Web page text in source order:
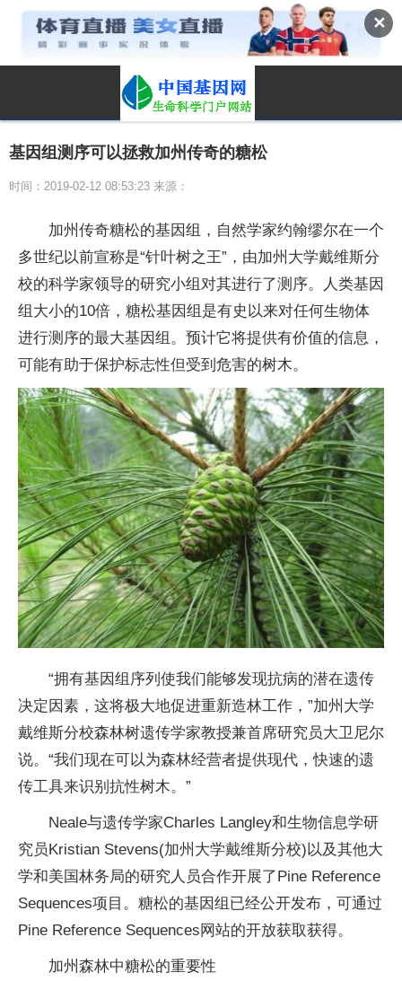
✕
基因组测序可以拯救加州传奇的糖松
时间：2019-02-12 08:53:23 来源：
加州传奇糖松的基因组，自然学家约翰缪尔在一个
多世纪以前宣称是“针叶树之王”，由加州大学戴维斯分
校的科学家领导的研究小组对其进行了测序。人类基因
组大小的10倍，糖松基因组是有史以来对任何生物体
进行测序的最大基因组。预计它将提供有价值的信息，
可能有助于保护标志性但受到危害的树木。
“拥有基因组序列使我们能够发现抗病的潜在遗传
决定因素，这将极大地促进重新造林工作，”加州大学
戴维斯分校森林树遗传学家教授兼首席研究员大卫尼尔
说。“我们现在可以为森林经营者提供现代，快速的遗
传工具来识别抗性树木。”
Neale与遗传学家Charles Langley和生物信息学研
究员Kristian Stevens(加州大学戴维斯分校)以及其他大
学和美国林务局的研究人员合作开展了Pine Reference
Sequences项目。糖松的基因组已经公开发布，可通过
Pine Reference Sequences网站的开放获取获得。
加州森林中糖松的重要性